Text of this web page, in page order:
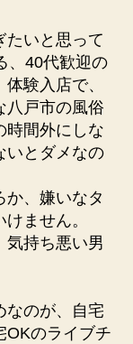
たいと思って
、40代歓迎の
験入店で、
八戸市の風俗
時間外にしな
いとダメなの
か、嫌いなタ
ません。
気持ち悪い男
なのが、自宅
OKのライブチ